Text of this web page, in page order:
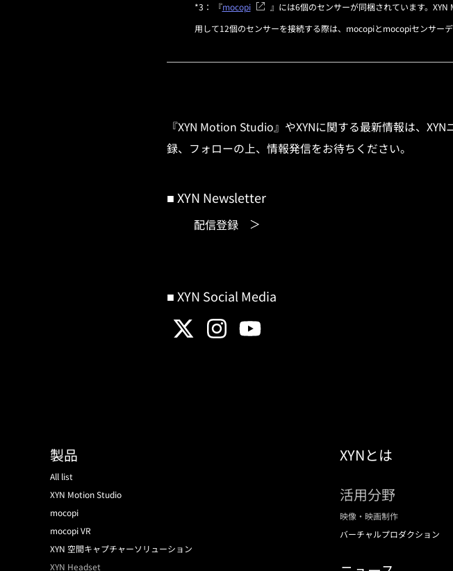
*3： 『mocopi
』には6個のセンサーが同梱されています。
用して12個のセンサーを接続する際は、 mocopiとmocopiセンサー
『XYN Motion Studio』やXYNに関する最新情報は、
録、フォローの上、情報発信をお待ちください。
■ XYN Newsletter
配信登録
■ XYN Social Media
製品
All list
XYN Motion Studio
mocopi
mocopi VR
XYN 空間キャプチャーソリューション
XYN Headset
XYNとは
活用分野
映像・映画制作
バーチャルプロダクション